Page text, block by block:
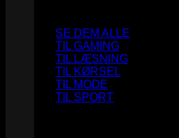
SE DEM ALLE
TIL GAMING
TIL LÆSNING
TIL KØRSEL
TIL MODE
TIL SPORT